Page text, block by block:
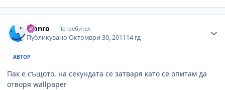
Monro Потребител
ПубликуваноОктомври 30, 201114 гд
АВТОР
Пак е същото, на секундата се затваря като се опитам да
отворя wallpaper